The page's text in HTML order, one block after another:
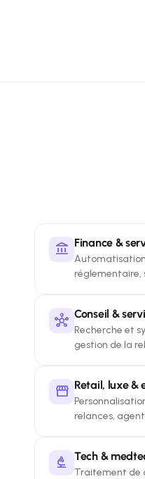
account_balance Finance &
réglementaire,
hub Conseil &
Recherche et
gestion de la
storefront Retail, luxe &
relances,
biotech Tech &
Traitement de